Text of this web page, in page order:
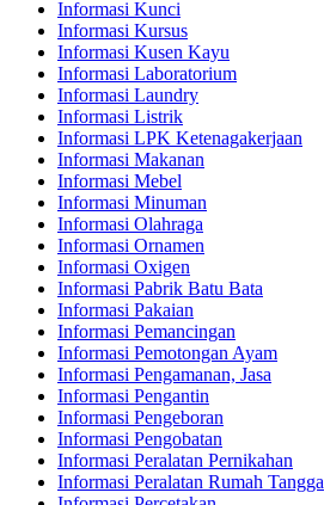
Informasi Kunci
Informasi Kursus
Informasi Kusen Kayu
Informasi Laboratorium
Informasi Laundry
Informasi Listrik
Informasi LPK Ketenagakerjaan
Informasi Makanan
Informasi Mebel
Informasi Minuman
Informasi Olahraga
Informasi Ornamen
Informasi Oxigen
Informasi Pabrik Batu Bata
Informasi Pakaian
Informasi Pemancingan
Informasi Pemotongan Ayam
Informasi Pengamanan, Jasa
Informasi Pengantin
Informasi Pengeboran
Informasi Pengobatan
Informasi Peralatan Pernikahan
Informasi Peralatan Rumah Tangga